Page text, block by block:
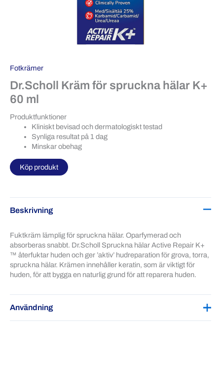
Fotkrämer
Dr.Scholl Kräm för spruckna hälar K+
60 ml
Produktfunktioner
Kliniskt bevisad och dermatologiskt testad
Synliga resultat på 1 dag
Minskar obehag
Köp produkt
Beskrivning
Fuktkräm lämplig för spruckna hälar. Oparfymerad och
absorberas snabbt. Dr.Scholl Spruckna hälar Active Repair K+
™ återfuktar huden och ger ’aktiv’ hudreparation för grova, torra,
spruckna hälar. Krämen innehåller keratin, som är viktigt för
huden, för att bygga en naturlig grund för att reparera huden.
Användning